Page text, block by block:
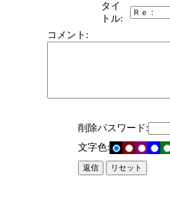
タイ
トル:
コメント:
削除パスワード:
文字色: